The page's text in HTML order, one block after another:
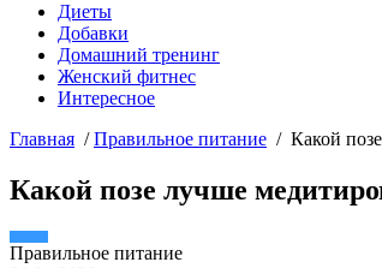
Диеты
Добавки
Домашний тренинг
Женский фитнес
Интересное
Главная /Правильное питание / Какой
Какой позе лучше
Правильное питание